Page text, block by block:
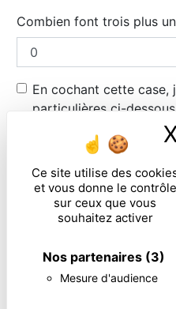
Ce site utilise des
et vous donne le contrôle
sur ceux que vous
souhaitez activer
Nos partenaires (3)
Mesure d'audience
Combien font trois plus un
En cochant cette
particulières ci-
** Les données personnelles
de vous contacter. Elles sont
traitants. Vous disposez de droits
de portabilité, de limitation,
consentement à tout moment et
auprès d’une autorité de contrôle,
données post-mortem. Vous
ou par courrier électronique. Un
demandé. Nous conservons vos
de contact puis pendant la durée